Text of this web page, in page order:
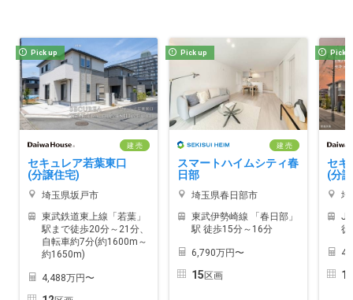
Pick up
建 売
セキュレア若葉東口
(分譲住宅)
埼玉県坂戸市
東武鉄道東上線「若葉」
駅まで徒歩20分～21分、
自転車約7分(約1600m～
約1650m)
4,488万円〜
Pick up
建 売
スマートハイムシティ春
日部
埼玉県春日部市
東武伊勢崎線 「春日部」
駅 徒歩15分～16分
6,790万円〜
15 区画
Pick
セ
(分
埼
徒
17